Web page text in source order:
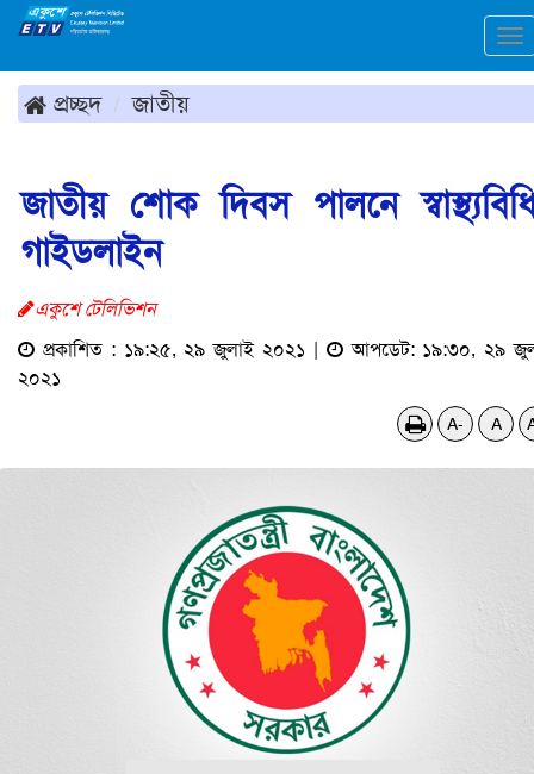
প্রচ্ছদ জাতীয়
জাতীয় শোক দিবস পালনে
গাইডলাইন
একুশে টেলিভিশন
প্রকাশিত : ১৯:২৫, ২৯ জুলাই ২০২১ |
আপডেট: ১৯:৩০, ২৯
২০২১
A- A